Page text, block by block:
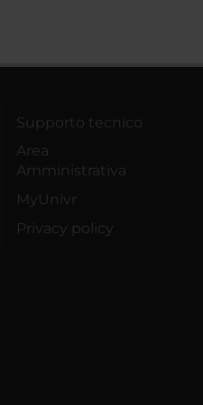
Supporto tecnico
Area
Amministrativa
MyUnivr
Privacy policy